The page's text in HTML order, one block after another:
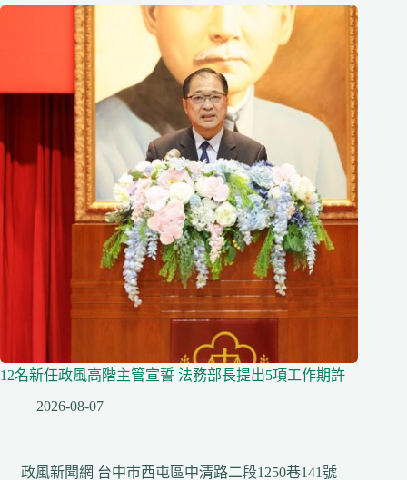
12名新任政風高階主管宣誓 法務部長提出5項工作期許
2026-08-07
政風新聞網 台中市西屯區中清路二段1250巷141號